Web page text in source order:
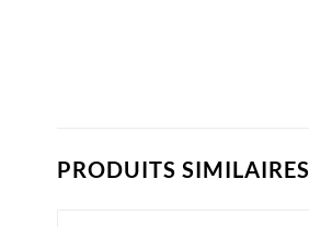
PRODUITS SIMILAIRES